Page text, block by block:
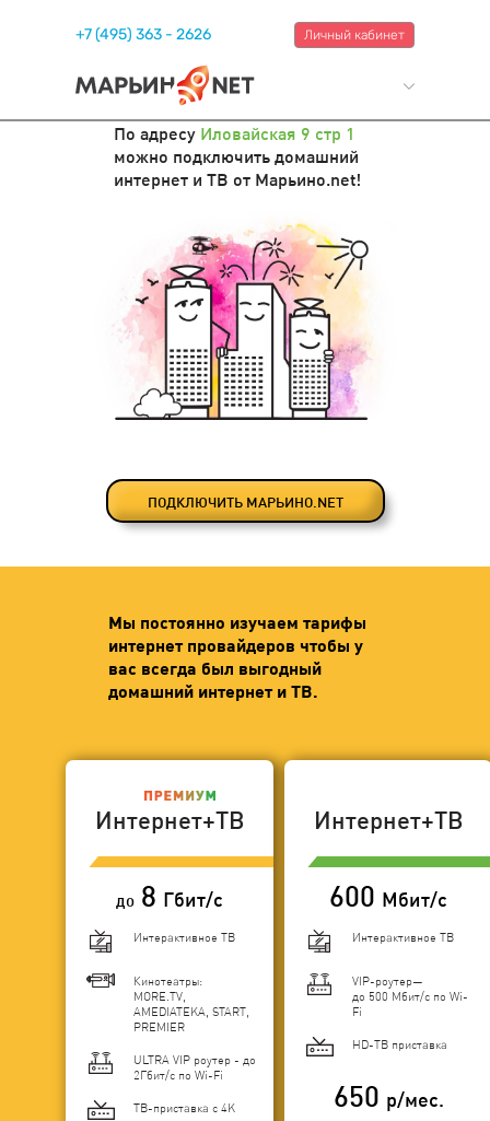
+7 (495) 363 - 2626 Личный кабинет
По адресу Иловайская 9 стр 1
можно подключить домашний
интернет и ТВ от Марьино.net!
ПОДКЛЮЧИТЬ МАРЬИНО.NET
Мы постоянно изучаем тарифы
интернет провайдеров чтобы у
вас всегда был выгодный
домашний интернет и ТВ.
Интернет+ТВ
до 8 Гбит/с
Интерактивное ТВ
Кинотеатры:
MORE.TV,
AMEDIATEKA, START,
PREMIER
ULTRA VIP роутер - до
2Гбит/c по Wi-Fi
ТВ-приставка с 4K
Интернет+ТВ
600 Мбит/с
Интерактивное ТВ
VIP-роутер—
до 500 Мбит/с по Wi-
Fi
HD-ТВ приставка
650 р/мес.